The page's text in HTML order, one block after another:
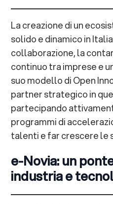
La creazione di un
solido e dinamico in
collaborazione, la
continuo tra imprese e
suo modello di Open
partner strategico in
partecipando
programmi di
talenti e far crescere le
e-Novia: un
industria e